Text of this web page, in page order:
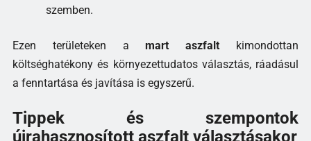
szemben.
Ezen területeken amart aszfalt kimondottan
költséghatékony és környezettudatos választás, ráadásul
a fenntartása és javítása is egyszerű.
Tippek és szempontok
újrahasznosított aszfalt választásakor